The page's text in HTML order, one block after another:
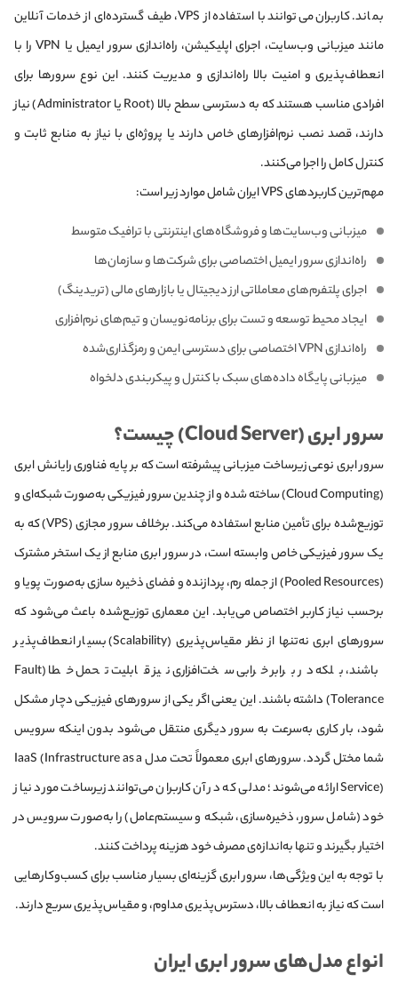
بماند. کاربران می‌توانند با استفاده از VPS، طیف گسترده‌ای از خدمات آنلاین
مانند میزبانی وب‌سایت، اجرای اپلیکیشن، راه‌اندازی سرور ایمیل یا VPN را با
انعطاف‌پذیری و امنیت بالا راه‌اندازی و مدیریت کنند. این نوع سرورها برای
افرادی مناسب هستند که به دسترسی سطح بالا (Root یا Administrator) نیاز
دارند، قصد نصب نرم‌افزارهای خاص دارند یا پروژه‌ای با نیاز به منابع ثابت و
کنترل کامل را اجرا می‌کنند.
مهم‌ترین کاربردهای VPS ایران شامل موارد زیر است:
میزبانی وب‌سایت‌ها و فروشگاه‌های اینترنتی با ترافیک متوسط
راه‌اندازی سرور ایمیل اختصاصی برای شرکت‌ها و سازمان‌ها
اجرای پلتفرم‌های معاملاتی ارز دیجیتال یا بازارهای مالی (تریدینگ)
ایجاد محیط توسعه و تست برای برنامه‌نویسان و تیم‌های نرم‌افزاری
راه‌اندازی VPN اختصاصی برای دسترسی ایمن و رمزگذاری‌شده
میزبانی پایگاه‌ داده‌های سبک با کنترل و پیکربندی دلخواه
سرور ابری (Cloud Server) چیست؟
سرور ابری نوعی زیرساخت میزبانی پیشرفته است که بر پایه فناوری رایانش ابری
(Cloud Computing) ساخته شده و از چندین سرور فیزیکی به‌صورت شبکه‌ای و
توزیع‌شده برای تأمین منابع استفاده می‌کند. برخلاف سرور مجازی (VPS) که به
یک سرور فیزیکی خاص وابسته است، در سرور ابری منابع از یک استخر مشترک
(Pooled Resources) از جمله رم، پردازنده و فضای ذخیره سازی به‌صورت پویا و
برحسب نیاز کاربر اختصاص می‌یابد. این معماری توزیع‌شده باعث می‌شود که
سرورهای ابری نه‌تنها از نظر مقیاس‌پذیری (Scalability) بسیار انعطاف‌پذیر
باشند، بلکه در برابر خرابی سخت‌افزاری نیز قابلیت تحمل خطا (Fault
Tolerance) داشته باشند. این یعنی اگر یکی از سرورهای فیزیکی دچار مشکل
شود، بار کاری به‌سرعت به سرور دیگری منتقل می‌شود بدون اینکه سرویس
شما مختل گردد. سرورهای ابری معمولاً تحت مدل IaaS (Infrastructure as a
Service) ارائه می‌شوند؛ مدلی که در آن کاربران می‌توانند زیرساخت مورد نیاز
خود (شامل سرور، ذخیره‌سازی، شبکه و سیستم‌عامل) را به‌صورت سرویس در
اختیار بگیرند و تنها به‌اندازه‌ی مصرف خود هزینه پرداخت کنند.
با توجه به این ویژگی‌ها، سرور ابری گزینه‌ای بسیار مناسب برای کسب‌وکارهایی
است که نیاز به انعطاف بالا، دسترس‌پذیری مداوم، و مقیاس‌پذیری سریع دارند.
انواع مدل‌های سرور ابری ایران